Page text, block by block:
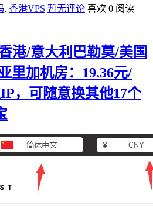
, 香港VPS 暂无评论 喜欢 0 阅读
港/意大利巴勒莫/美国
里加机房：19.36元/
，可随意换其他17个